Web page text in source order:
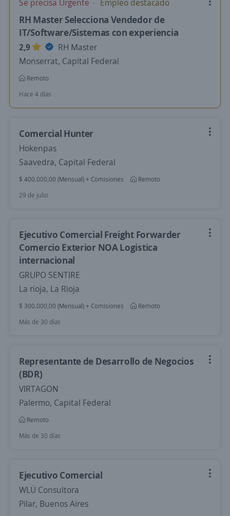
Se precisa Urgente Empleo destacado
RH Master Selecciona Vendedor de
IT/Software/Sistemas con experiencia
2,9
RH Master
Monserrat, Capital Federal
Remoto
Hace 4 días
Comercial Hunter
Hokenpas
Saavedra, Capital Federal
$ 400.000,00 (Mensual) + Comisiones
Remoto
29 de julio
Ejecutivo Comercial Freight Forwarder
Comercio Exterior NOA Logistica
internacional
GRUPO SENTIRE
La rioja, La Rioja
$ 300.000,00 (Mensual) + Comisiones
Remoto
Más de 30 días
Representante de Desarrollo de Negocios
(BDR)
VIRTAGON
Palermo, Capital Federal
Remoto
Más de 30 días
Ejecutivo Comercial
WLÜ Consultora
Pilar, Buenos Aires